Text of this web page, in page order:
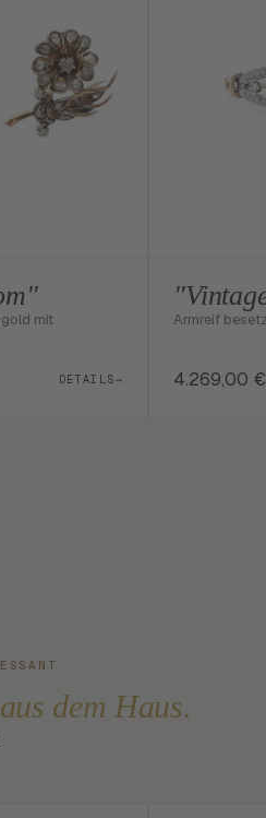
mit
DETAILS→
Armreif
4.269,00 €
aus dem Haus.